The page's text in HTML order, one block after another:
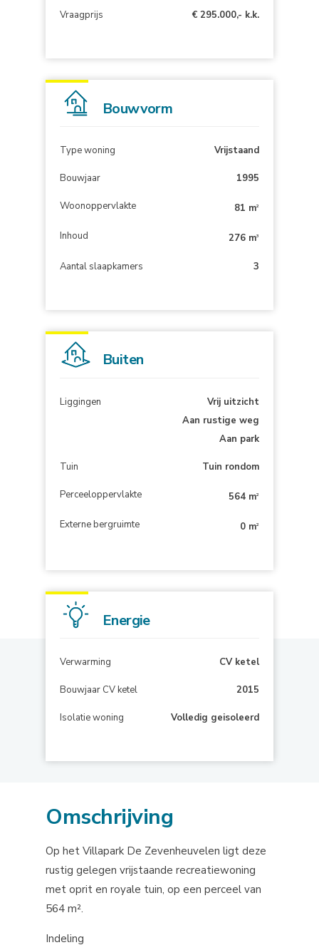
Vraagprijs € 295.000,- k.k.
Bouwvorm
Type woning Vrijstaand
Bouwjaar 1995
Woonoppervlakte 81 m2
Inhoud 276 m3
Aantal slaapkamers 3
Buiten
Liggingen
Vrij uitzicht
Aan rustige weg
Aan park
Tuin Tuin rondom
Perceeloppervlakte 564 m2
Externe bergruimte 0 m2
Energie
Verwarming CV ketel
Bouwjaar CV ketel 2015
Isolatie woning Volledig geisoleerd
Omschrijving
Op het Villapark De Zevenheuvelen ligt deze
rustig gelegen vrijstaande recreatiewoning
met oprit en royale tuin, op een perceel van
564 m².
Indeling